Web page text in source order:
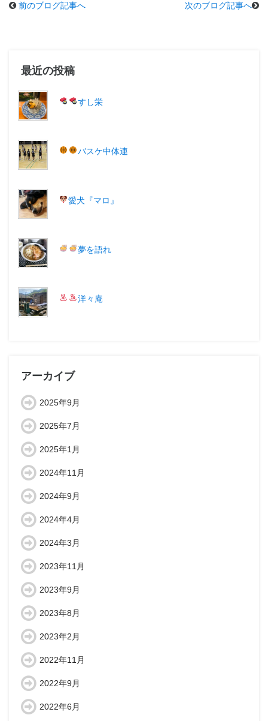
前のブログ記事へ 次のブログ記事へ
最近の投稿
すし栄
バスケ中体連
愛犬『マロ 』
夢を語れ
洋々庵
アーカイブ
2025年9月
2025年7月
2025年1月
2024年11月
2024年9月
2024年4月
2024年3月
2023年11月
2023年9月
2023年8月
2023年2月
2022年11月
2022年9月
2022年6月